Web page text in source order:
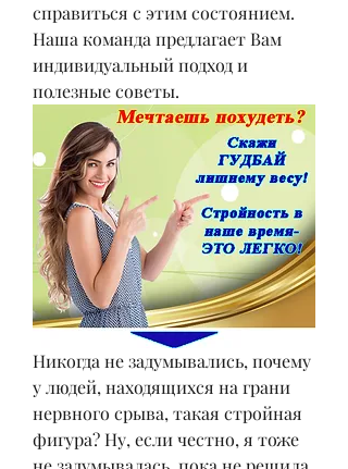
справиться с этим состоянием.
Наша команда предлагает Вам
индивидуальный подход и
полезные советы.
Никогда не задумывались, почему
у людей, находящихся на грани
нервного срыва, такая стройная
фигура? Ну, если честно, я тоже